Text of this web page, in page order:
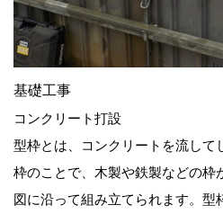
基礎工事
コンクリート打設
型枠とは、コンクリートを流して
枠のことで、木製や鉄製などの枠
図に沿って組み立てられます。型